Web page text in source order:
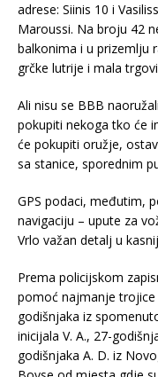
adrese: Siinis 10 i
Maroussi. Na broju 42
balkonima i u prizemlju
grčke lutrije i mala
Ali nisu se BBB
pokupiti nekoga tko će
će pokupiti oružje,
sa stanice, sporednim
GPS podaci, međutim,
navigaciju – upute za
Vrlo važan detalj u
Prema policijskom
pomoć najmanje trojice
godišnjaka iz
inicijala V. A., 27-
godišnjaka A. D. iz